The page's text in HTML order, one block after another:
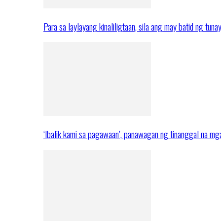
Para sa laylayang kinaliligtaan, sila ang may batid ng
‘Ibalik kami sa pagawaan’, panawagan ng tinanggal na